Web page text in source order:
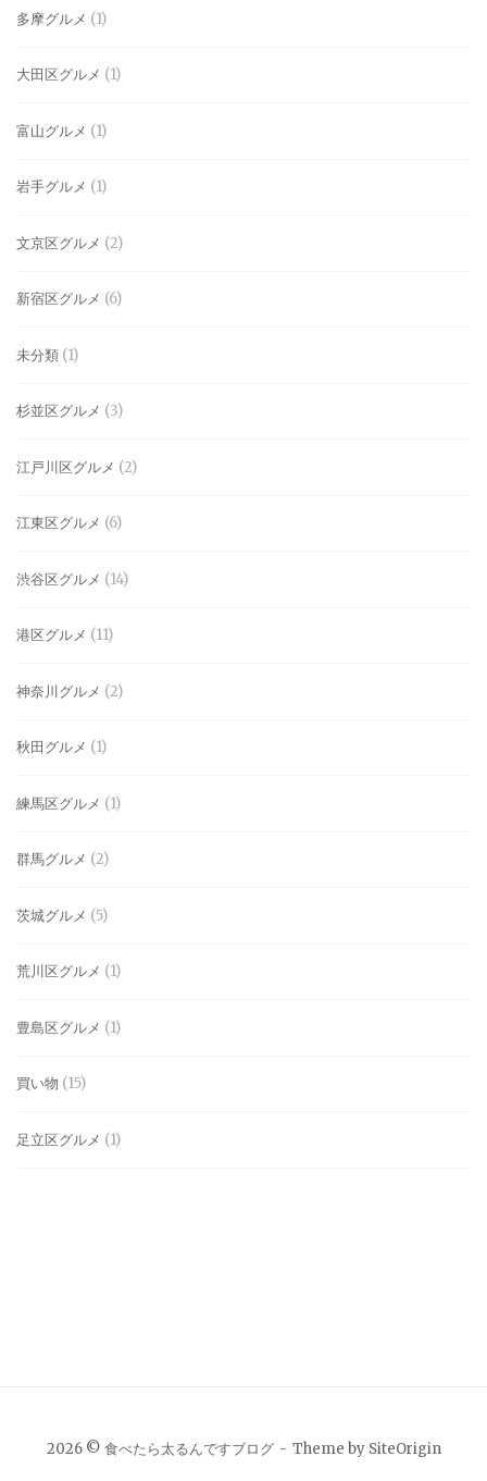
多摩グルメ (1)
大田区グルメ (1)
富山グルメ (1)
岩手グルメ (1)
文京区グルメ (2)
新宿区グルメ (6)
未分類 (1)
杉並区グルメ (3)
江戸川区グルメ (2)
江東区グルメ (6)
渋谷区グルメ (14)
港区グルメ (11)
神奈川グルメ (2)
秋田グルメ (1)
練馬区グルメ (1)
群馬グルメ (2)
茨城グルメ (5)
荒川区グルメ (1)
豊島区グルメ (1)
買い物 (15)
足立区グルメ (1)
2026 © 食べたら太るんですブログ Theme by SiteOrigin